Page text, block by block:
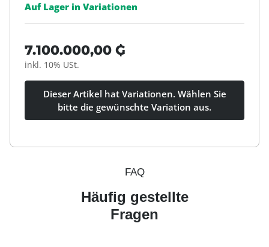
Auf Lager in Variationen
7.100.000,00 ₲
inkl. 10% USt.
Dieser Artikel hat Variationen. Wählen Sie
bitte die gewünschte Variation aus.
FAQ
Häufig gestellte
Fragen